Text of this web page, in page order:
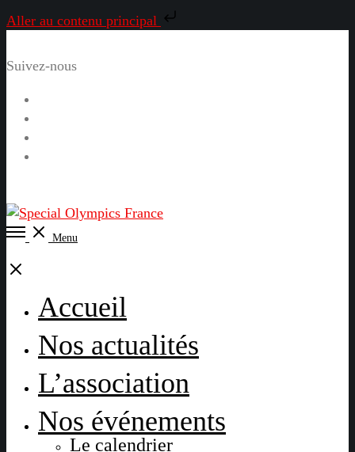
Aller au contenu principal
Suivez-nous
Open
Menu
Close
Accueil
Nos actualités
L’association
Nos événements
Le calendrier